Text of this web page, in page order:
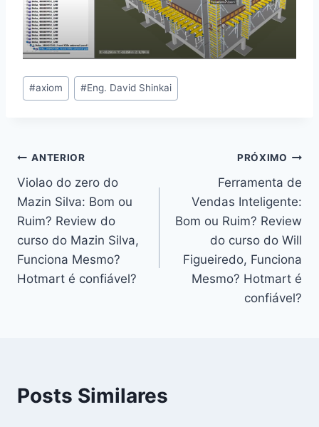
Tags
do
#axiom #Eng. David Shinkai
Navegação
de
Post
ANTERIOR
Violao do zero do
Mazin Silva: Bom ou
Ruim? Review do
curso do Mazin Silva,
Funciona Mesmo?
Hotmart é confiável?
PRÓXIMO
Ferramenta de
Vendas Inteligente:
Bom ou Ruim? Review
do curso do Will
Figueiredo, Funciona
Mesmo? Hotmart é
confiável?
Posts Similares